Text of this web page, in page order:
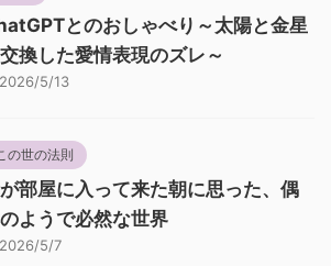
とのおしゃべり～太陽と金星
換した愛情表現のズレ～
2026/5/13
の世の法則
部屋に入って来た朝に思った、偶
ようで必然な世界
2026/5/7